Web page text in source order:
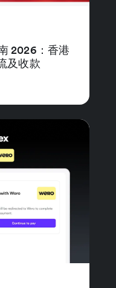
2026：香港
及收款